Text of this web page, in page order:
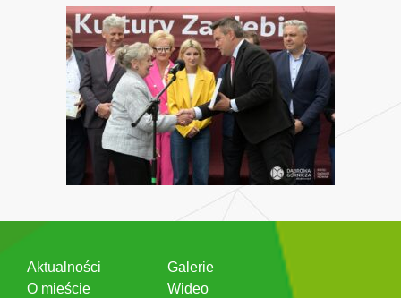
Aktualności
O mieście
Galerie
Wideo